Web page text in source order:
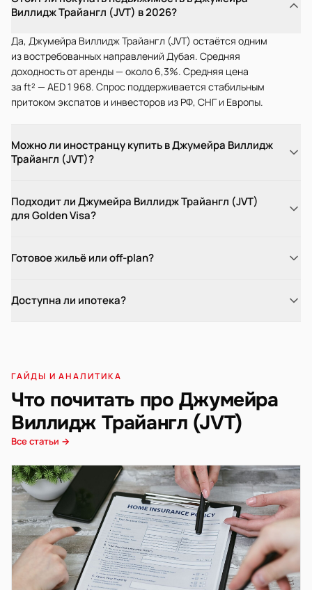
Виллидж Трайангл (JVT) в 2026?
Да, Джумейра Виллидж Трайангл (JVT) остаётся одним
из востребованных направлений Дубая. Средняя
доходность от аренды — около 6,3%. Средняя цена
за ft² — AED 1 968. Спрос поддерживается стабильным
притоком экспатов и инвесторов из РФ, СНГ и Европы.
Можно ли иностранцу купить в Джумейра Виллидж
Трайангл (JVT)?
Подходит ли Джумейра Виллидж Трайангл (JVT)
для Golden Visa?
Готовое жильё или off-plan?
Доступна ли ипотека?
ГАЙДЫ И АНАЛИТИКА
Что почитать про Джумейра
Виллидж Трайангл (JVT)
Все статьи →